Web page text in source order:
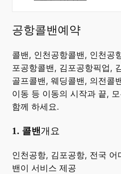
공항콜밴예약
콜밴, 인천공항콜밴, 인천공
포공항콜밴, 김포공항픽업,
골프콜밴, 웨딩콜밴, 의전콜
이동 등 이동의 시작과 끝,
함께 하세요.
​1. 콜밴 개요
인천공항, 김포공항, 전국
밴이 서비스 제공